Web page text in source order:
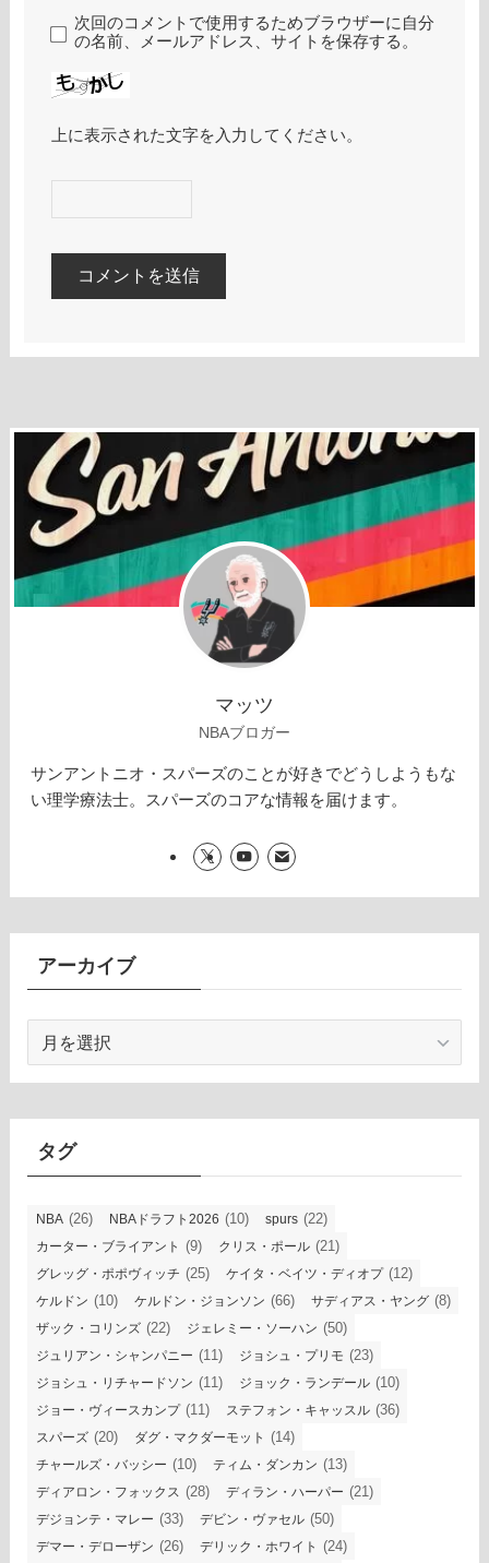
次回のコメントで使用するためブラウザーに自分
の名前、メールアドレス、サイトを保存する。
上に表示された文字を入力してください。
マッツ
NBAブロガー
サンアントニオ・スパーズのことが好きでどうしようもな
い理学療法士。スパーズのコアな情報を届けます。
アーカイブ
カ
タグ
NBA (26) NBAドラフト2026 (10) spurs (22)
カーター・ブライアント (9) クリス・ポール (21)
グレッグ・ポポヴィッチ (25) ケイタ・ベイツ・ディオプ(12)
ケルドン (10) ケルドン・ジョンソン (66) サディアス・ヤング (8)
ザック・コリンズ (22) ジェレミー・ソーハン (50)
ジュリアン・シャンパニー (11) ジョシュ・プリモ (23)
ジョシュ・リチャードソン (11) ジョック・ランデール (10)
ジョー・ヴィースカンプ(11) ステフォン・キャッスル (36)
スパーズ (20) ダグ・マクダーモット (14)
チャールズ・バッシー (10) ティム・ダンカン (13)
ディアロン・フォックス (28) ディラン・ハーパー (21)
デジョンテ・マレー (33) デビン・ヴァセル (50)
デマー・デローザン (26) デリック・ホワイト (24)